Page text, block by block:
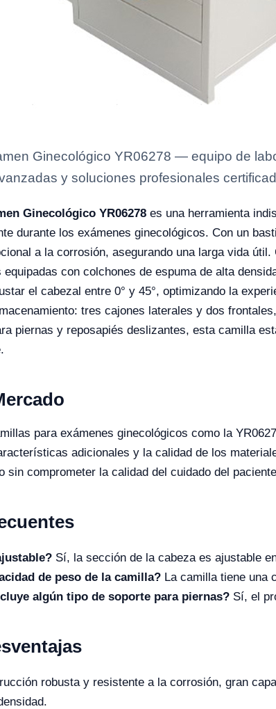
Ginecológico YR06278 — equipo de
y soluciones profesionales
Ginecológico YR06278 es una herramienta
durante los exámenes ginecológicos. Con un
a la corrosión, asegurando una larga vida
con colchones de espuma de alta
el cabezal entre 0° y 45°, optimizando la
tres cajones laterales y dos
piernas y reposapiés deslizantes, esta camilla
para exámenes ginecológicos como la
adicionales y la calidad de los
sin comprometer la calidad del cuidado del
Sí, la sección de la cabeza es ajustable
de peso de la camilla? La camilla tiene una
algún tipo de soporte para piernas? Sí, el
robusta y resistente a la corrosión, gran